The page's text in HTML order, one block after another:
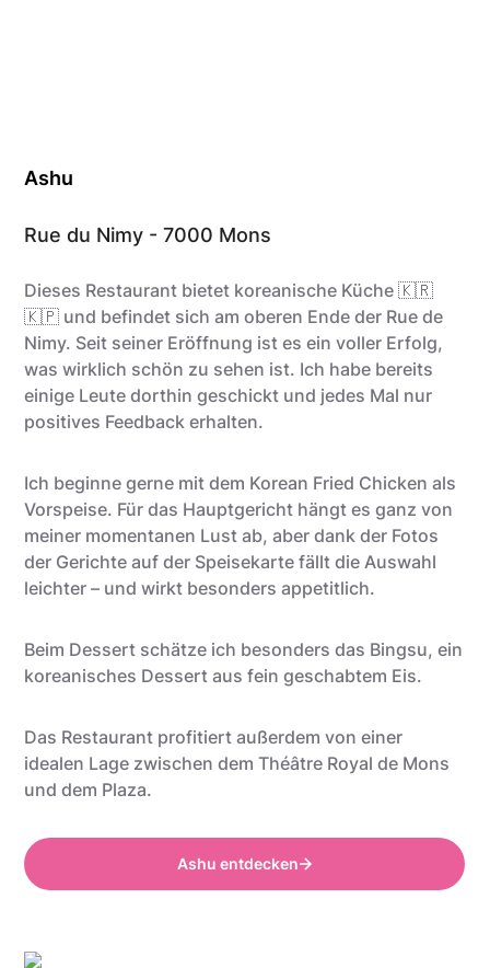
Ashu
Rue du Nimy - 7000 Mons
Dieses Restaurant bietet koreanische Küche 🇰🇷
🇰🇵 und befindet sich am oberen Ende der Rue de
Nimy. Seit seiner Eröffnung ist es ein voller Erfolg,
was wirklich schön zu sehen ist. Ich habe bereits
einige Leute dorthin geschickt und jedes Mal nur
positives Feedback erhalten.
Ich beginne gerne mit dem Korean Fried Chicken als
Vorspeise. Für das Hauptgericht hängt es ganz von
meiner momentanen Lust ab, aber dank der Fotos
der Gerichte auf der Speisekarte fällt die Auswahl
leichter – und wirkt besonders appetitlich.
Beim Dessert schätze ich besonders das Bingsu, ein
koreanisches Dessert aus fein geschabtem Eis.
Das Restaurant profitiert außerdem von einer
idealen Lage zwischen dem Théâtre Royal de Mons
und dem Plaza.
Ashu entdecken